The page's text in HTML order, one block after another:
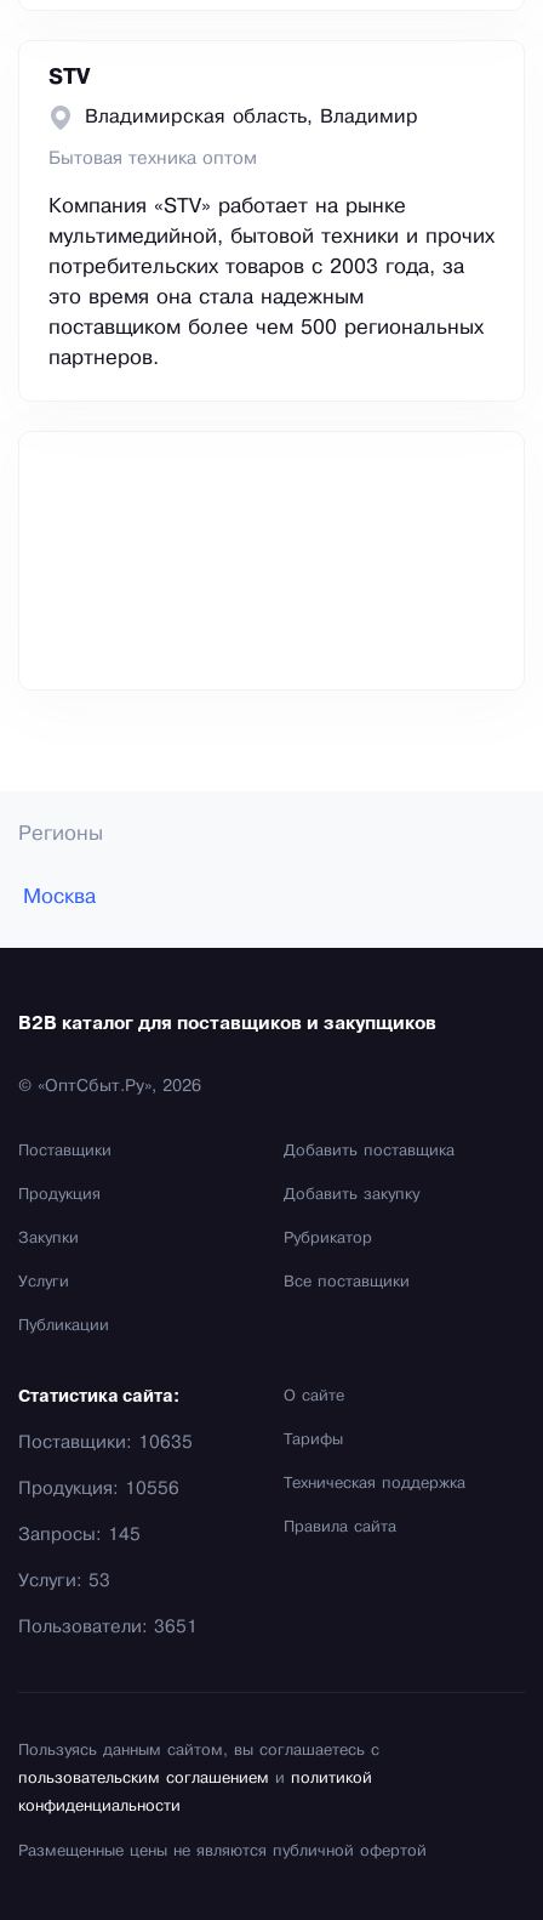
STV
Владимирская область, Владимир
Бытовая техника оптом
Компания «STV» работает на рынке
мультимедийной, бытовой техники и прочих
потребительских товаров с 2003 года, за
это время она стала надежным
поставщиком более чем 500 региональных
партнеров.
Регионы
Москва
B2B каталог для поставщиков и закупщиков
© «ОптСбыт.Ру», 2026
Поставщики
Продукция
Закупки
Услуги
Публикации
Добавить поставщика
Добавить закупку
Рубрикатор
Все поставщики
О сайте
Тарифы
Техническая поддержка
Правила сайта
Статистика сайта:
Поставщики: 10635
Продукция: 10556
Запросы: 145
Услуги: 53
Пользователи: 3651
Пользуясь данным сайтом, вы соглашаетесь с
пользовательским соглашением и политикой
конфиденциальности
Размещенные цены не являются публичной офертой